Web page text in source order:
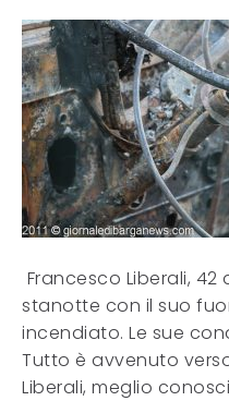
Francesco Liberali,
stanotte con il suo
incendiato. Le sue
Tutto è avvenuto
Liberali, meglio